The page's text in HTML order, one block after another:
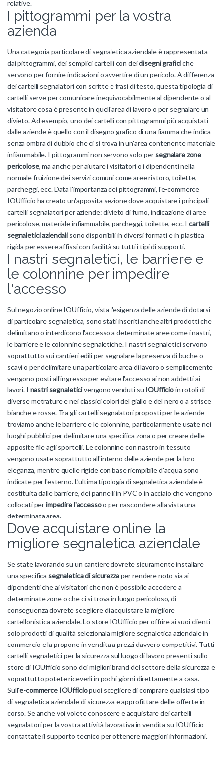
relative.
I pittogrammi per la vostra
azienda
Una categoria particolare di segnaletica aziendale è rappresentata
dai pittogrammi, dei semplici cartelli con deidisegni graficiche
servono per fornire indicazioni o avvertire di un pericolo. A differenza
dei cartelli segnalatori con scritte e frasi di testo, questa tipologia di
cartelli serve per comunicare inequivocabilmente al dipendente o al
visitatore cosa è presente in quell'area di lavoro o per segnalare un
divieto. Ad esempio, uno dei cartelli con pittogrammi più acquistati
dalle aziende è quello con il disegno grafico di una fiamma che indica
senza ombra di dubbio che ci si trova in un'area contenente materiale
infiammabile. I pittogrammi non servono solo per segnalare zone
pericolose, ma anche per aiutare i visitatori o i dipendenti nella
normale fruizione dei servizi comuni come aree ristoro, toilette,
parcheggi, ecc. Data l'importanza dei pittogrammi, l'e-commerce
IOUfficio ha creato un'apposita sezione dove acquistare i principali
cartelli segnalatori per aziende: divieto di fumo, indicazione di aree
pericolose, materiale infiammabile, parcheggi, toilette, ecc. Icartelli
segnaletici aziendalisono disponibili in diversi formati e in plastica
rigida per essere affissi con facilità su tutti i tipi di supporti.
I nastri segnaletici, le barriere e
le colonnine per impedire
l'accesso
Sul negozio online IOUfficio, vista l'esigenza delle aziende di dotarsi
di particolare segnaletica, sono stati inseriti anche altri prodotti che
delimitano o interdicono l'accesso a determinate aree come i nastri,
le barriere e le colonnine segnaletiche. I nastri segnaletici servono
soprattutto sui cantieri edili per segnalare la presenza di buche o
scavi o per delimitare una particolare area di lavoro o semplicemente
vengono posti all'ingresso per evitare l'accesso ai non addetti ai
lavori. I nastri segnaleticivengono venduti su IOUfficioin rotoli di
diverse metrature e nei classici colori del giallo e del nero o a strisce
bianche e rosse. Tra gli cartelli segnalatori proposti per le aziende
troviamo anche le barriere e le colonnine, particolarmente usate nei
luoghi pubblici per delimitare una specifica zona o per creare delle
apposite file agli sportelli. Le colonnine con nastro in tessuto
vengono usate soprattutto all'interno delle aziende per la loro
eleganza, mentre quelle rigide con base riempibile d'acqua sono
indicate per l'esterno. L’ultima tipologia di segnaletica aziendale è
costituita dalle barriere, dei pannelli in PVC o in acciaio che vengono
collocati perimpedire l'accessoo per nascondere alla vista una
determinata area.
Dove acquistare online la
migliore segnaletica aziendale
Se state lavorando su un cantiere dovrete sicuramente installare
una specifica segnaletica di sicurezzaper rendere noto sia ai
dipendenti che ai visitatori che non è possibile accedere a
determinate zone o che ci si trova in luogo pericoloso, di
conseguenza dovrete scegliere di acquistare la migliore
cartellonistica aziendale. Lo store IOUfficio per offrire ai suoi clienti
solo prodotti di qualità selezionala migliore segnaletica aziendale in
commercio e la propone in vendita a prezzi davvero competitivi. Tutti
cartelli segnaletici per la sicurezza sul luogo di lavoro presenti sullo
store di IOUfficio sono dei migliori brand del settore della sicurezza e
soprattutto potete riceverli in pochi giorni direttamente a casa.
Sull'e-commerce IOUfficiopuoi scegliere di comprare qualsiasi tipo
di segnaletica aziendale di sicurezza e approfittare delle offerte in
corso. Se anche voi volete conoscere e acquistare dei cartelli
segnalatori per la vostra attività lavorativa in vendita su IOUfficio
contattate il supporto tecnico per ottenere maggiori informazioni.